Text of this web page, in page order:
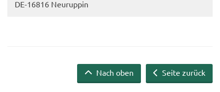
DE-​16816 Neu­rup­pin
Seite zurück
Nach oben